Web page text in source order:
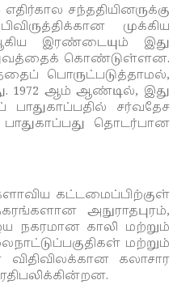
சந்ததியினருக்கு
முக்கிய
இரண்டையும் இது
கொண்டுள்ளன.
பொருட்படுத்தாமல்,
1972 ஆம் ஆண்டில், இது
சர்வதேச
தொடர்பான
கட்டமைப்பிற்குள்
அநுராதபுரம்,
நகரமான காலி மற்றும்
மற்றும்
கலாசார